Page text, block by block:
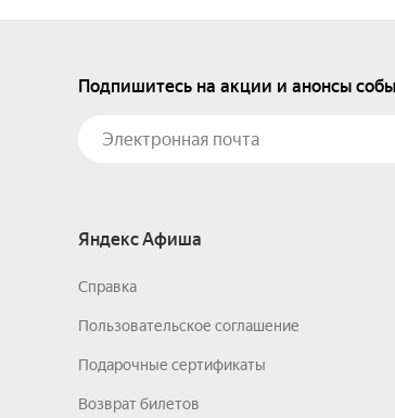
Подпишитесь на акции и анонсы
Яндекс Афиша
Справка
Пользовательское соглашение
Подарочные сертификаты
Возврат билетов